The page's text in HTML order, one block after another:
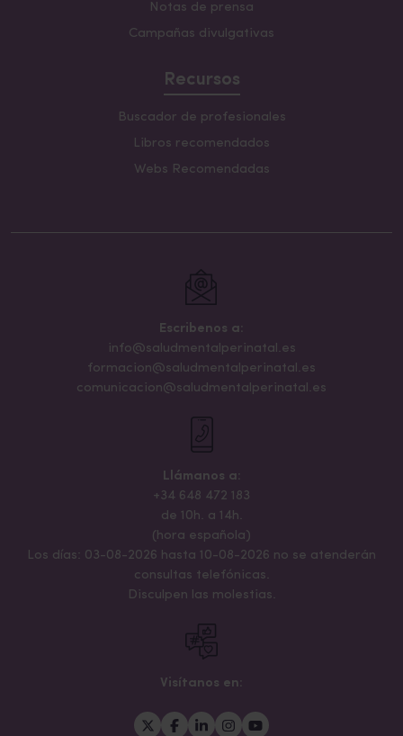
Notas de prensa
Campañas divulgativas
Recursos
Buscador de profesionales
Libros recomendados
Webs Recomendadas
Escribenos a:
info@saludmentalperinatal.es
formacion@saludmentalperinatal.es
comunicacion@saludmentalperinatal.es
Llámanos a:
+34 648 472 183
de 10h. a 14h.
(hora española)
Los días: 03-08-2026 hasta 10-08-2026 no se atenderán
consultas telefónicas.
Disculpen las molestias.
Visítanos en: